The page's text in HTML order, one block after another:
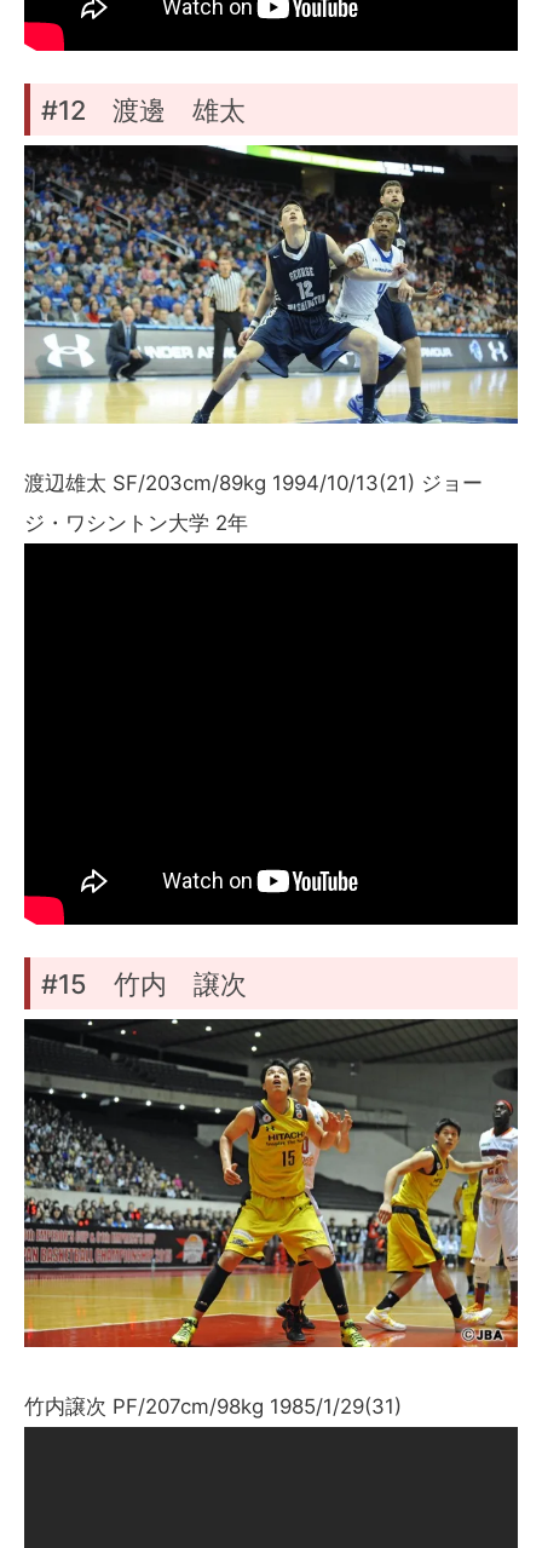
#12 渡邊 雄太
渡辺雄太 SF/203cm/89kg 1994/10/13(21) ジョー
ジ・ワシントン大学 2年
#15 竹内 譲次
竹内譲次 PF/207cm/98kg 1985/1/29(31)